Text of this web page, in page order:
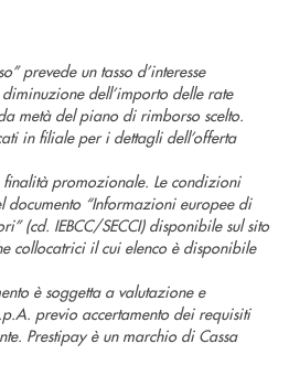
prevede un tasso d’interesse
diminuzione dell’importo delle rate
metà del piano di rimborso scelto.
in filiale per i dettagli dell’offerta
promozionale. Le condizioni
documento “Informazioni europee di
(cd. IEBCC/SECCI) disponibile sul sito
collocatrici il cui elenco è disponibile
è soggetta a valutazione e
previo accertamento dei requisiti
Prestipay è un marchio di Cassa